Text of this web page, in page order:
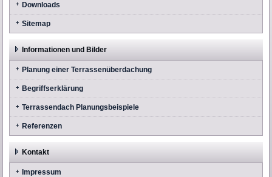
Downloads
Sitemap
Informationen und Bilder
Planung einer Terrassenüberdachung
Begriffserklärung
Terrassendach Planungsbeispiele
Referenzen
Kontakt
Impressum